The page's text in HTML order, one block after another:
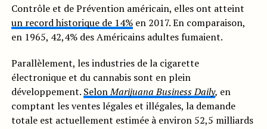
Contrôle et de Prévention américain, elles ont atteint
un record historique de 14%en 2017. En comparaison,
en 1965, 42,4% des Américains adultes fumaient.
Parallèlement, les industries de la cigarette
électronique et du cannabis sont en plein
développement. SelonMarijuana Business Daily, en
comptant les ventes légales et illégales, la demande
totale est actuellement estimée à environ 52,5 milliards